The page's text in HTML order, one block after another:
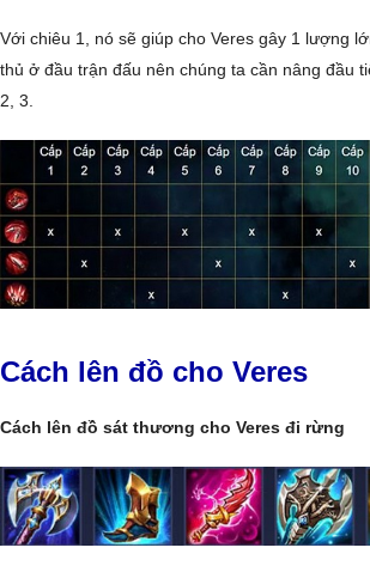
Với chiêu 1, nó sẽ giúp cho Veres gây 1 lượng
thủ ở đầu trận đấu nên chúng ta cần nâng đầu
2, 3.
Cách lên đồ cho Veres
Cách lên đồ sát thương cho Veres đi rừng